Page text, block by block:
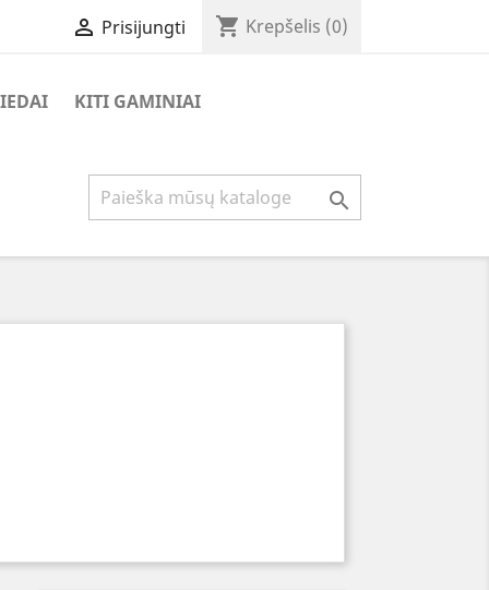
 Prisijungti shopping_cart Krepšelis (0)
KITI GAMINIAI
